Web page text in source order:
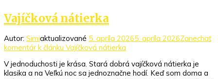
Vajíčková nátierka
Autor: Simiaktualizované 5. apríla 20265. apríla 2026Zanechať
komentár k článku Vajíčková nátierka
V jednoduchosti je krása. Stará dobrá vajíčková nátierka je
klasika a na Veľkú noc sa jednoznačne hodí. Keď som doma a